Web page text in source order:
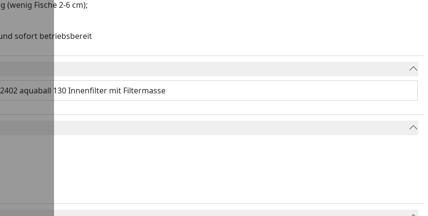
Fische 2-6 cm);
sofort betriebsbereit
2402 aquaball 130 Innenfilter mit Filtermasse